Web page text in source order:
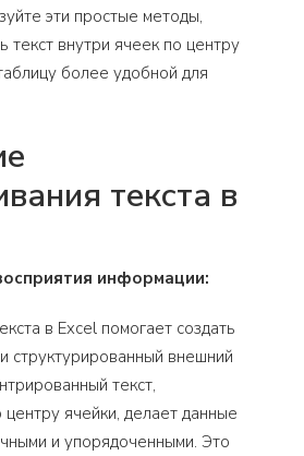
эти простые методы,
текст внутри ячеек по центру
более удобной для
текста в
информации:
в Excel помогает создать
структурированный внешний
текст,
ячейки, делает данные
и упорядоченными. Это